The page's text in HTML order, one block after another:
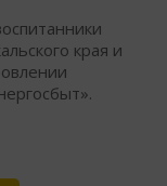
края и